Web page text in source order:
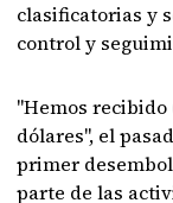
clasificatorias y
control y
"Hemos recibido
dólares", el
primer
parte de las